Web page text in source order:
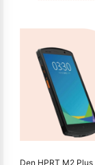
Den HPRT M2